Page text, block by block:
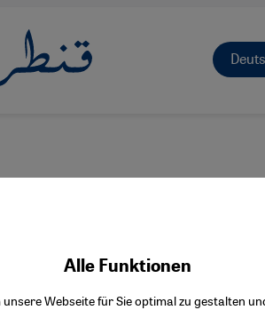
Alle Funktionen
unsere Webseite für Sie optimal zu gestalten
Facebook Embed / Facebook Connect
Twitter Embed